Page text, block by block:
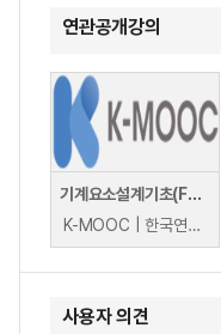
연관공개강의
기계요소설계기초(Fundamentals of Machine Component Design)
K-MOOC | 한국연구재단 산업교육센터 박정우, 곽재복, 이정원
사용자 의견